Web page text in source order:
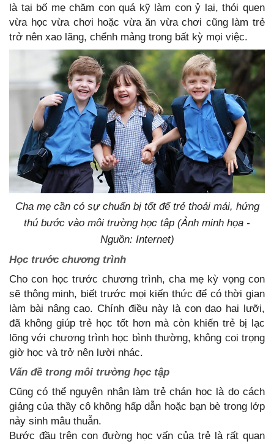
là tại bố mẹ chăm con quá kỹ làm con ỷ lại, thói quen
vừa học vừa chơi hoặc vừa ăn vừa chơi cũng làm trẻ
trở nên xao lãng, chểnh mảng trong bất kỳ mọi việc.
Cha mẹ cần có sự chuẩn bị tốt để trẻ thoải mái, hứng
thú bước vào môi trường học tâp (Ảnh minh họa -
Nguồn: Internet)
Học trước chương trình
Cho con học trước chương trình, cha mẹ kỳ vọng con
sẽ thông minh, biết trước mọi kiến thức để có thời gian
làm bài nâng cao. Chính điều này là con dao hai lưỡi,
đã không giúp trẻ học tốt hơn mà còn khiến trẻ bị lạc
lõng với chương trình học bình thường, không coi trọng
giờ học và trở nên lười nhác.
Vấn đề trong môi trường học tập
Cũng có thể nguyên nhân làm trẻ chán học là do cách
giảng của thầy cô không hấp dẫn hoặc bạn bè trong lớp
nảy sinh mâu thuẫn.
Bước đầu trên con đường học vấn của trẻ là rất quan